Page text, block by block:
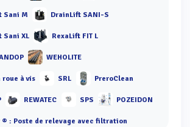
Sani M DrainLift SANI-S
Sani XL RexaLift FIT L
WEHOLITE
roue à vis SRL PreroClean
REWATEC SPS POZEIDON
® : Poste de relevage avec filtration